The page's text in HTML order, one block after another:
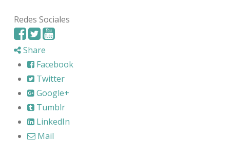
Redes Sociales
Share
Facebook
Twitter
Google+
Tumblr
LinkedIn
Mail